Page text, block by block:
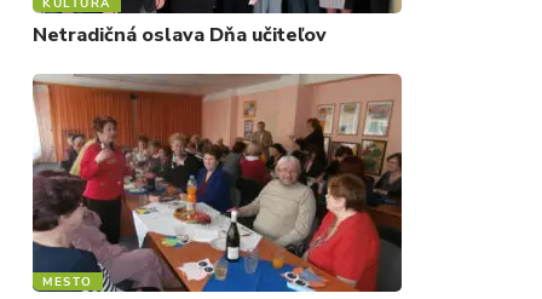
KULTÚRA
Netradičná oslava Dňa učiteľov
MESTO